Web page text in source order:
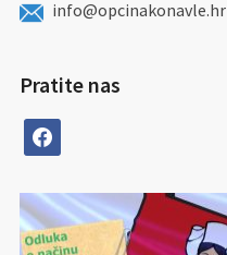
info@opcinakonavle.hr
Pratite nas
facebook